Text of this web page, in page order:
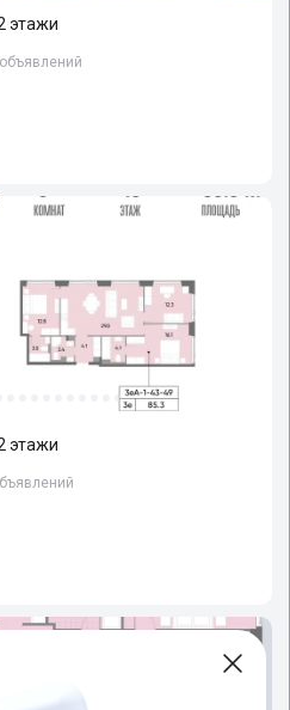
этажи
этажи